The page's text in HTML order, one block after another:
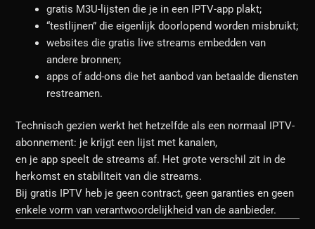
gratis M3U-lijsten die je in een IPTV-app plakt;
“testlijnen” die eigenlijk doorlopend worden misbruikt;
websites die gratis live streams embedden van
andere bronnen;
apps of add-ons die het aanbod van betaalde diensten
restreamen.
Technisch gezien werkt het hetzelfde als een normaal IPTV-
abonnement: je krijgt een lijst met kanalen,
en je app speelt de streams af. Het grote verschil zit in de
herkomst en stabiliteit van die streams.
Bij gratis IPTV heb je geen contract, geen garanties en geen
enkele vorm van verantwoordelijkheid van de aanbieder.